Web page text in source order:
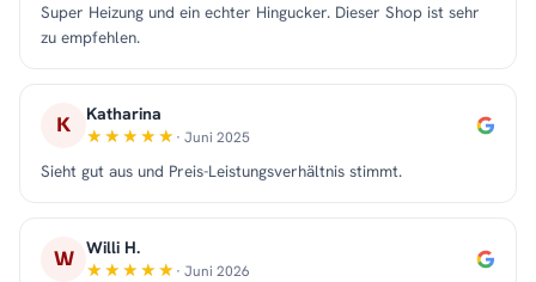
Super Heizung und ein echter Hingucker. Dieser Shop ist sehr
zu empfehlen.
K Katharina
· Juni 2025
Sieht gut aus und Preis-Leistungsverhältnis stimmt.
W Willi H.
· Juni 2026